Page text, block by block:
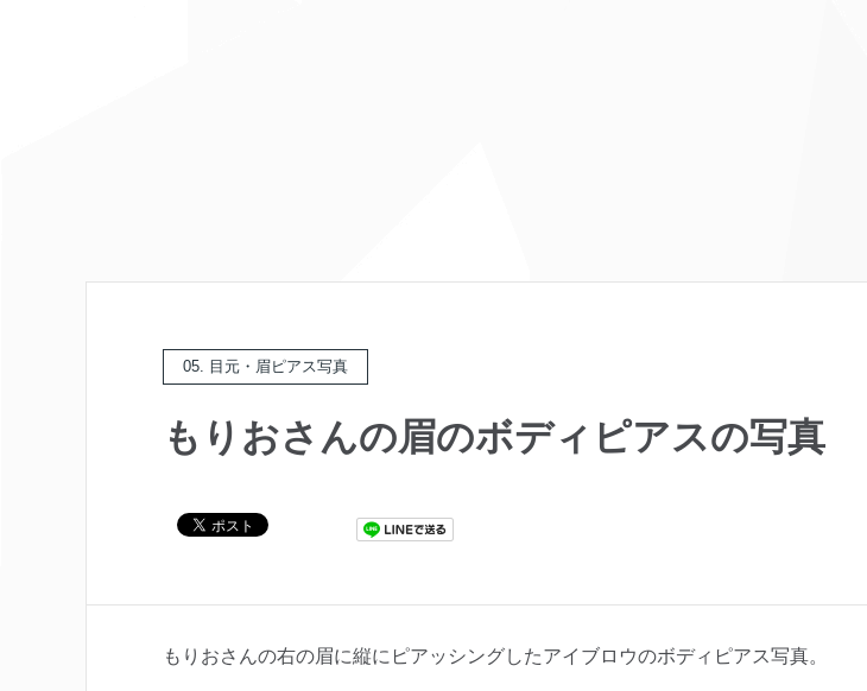
05. 目元・眉ピアス写真
もりおさんの眉のボディピアスの写真
もりおさんの右の眉に縦にピアッシングしたアイブロウのボディピアス写真。